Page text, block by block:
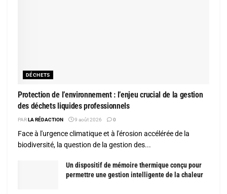
DÉCHETS
Protection de l’environnement : l’enjeu crucial de la gestion
des déchets liquides professionnels
PARLA RÉDACTION 9 août 2026 0
Face à l'urgence climatique et à l'érosion accélérée de la
biodiversité, la question de la gestion des...
Un dispositif de mémoire thermique conçu pour
permettre une gestion intelligente de la chaleur